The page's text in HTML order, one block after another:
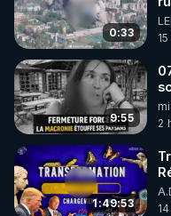
Rendez-vous sur
code : REGENERE10
▶ 30 jours gratuit sur
de bien-être ENVOL :
Rendez-vous sur
le code : REGENERE
0:33
9:55
2
1:49:53